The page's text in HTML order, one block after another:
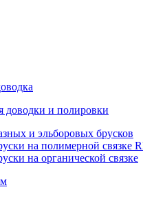
доводки и полировки
и эльборовых брусков
на полимерной связке
на органической связке